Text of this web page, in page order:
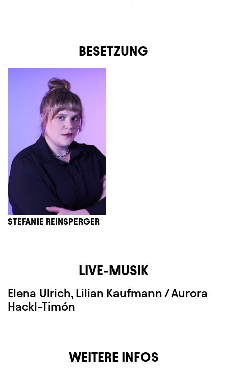
BESETZUNG
STEFANIE REINSPERGER
LIVE-MUSIK
Elena Ulrich, Lilian Kaufmann / Aurora
Hackl-Timón
WEITERE INFOS